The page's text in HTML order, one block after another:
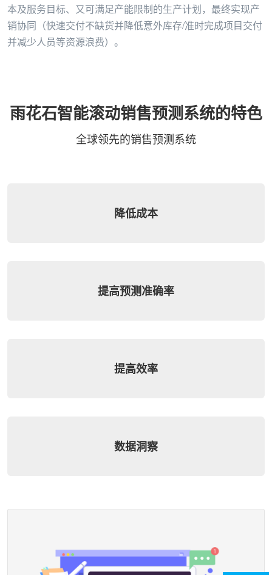
本及服务目标、又可满足产能限制的生产计划，最终实现产
销协同（快速交付不缺货并降低意外库存/准时完成项目交付
并减少人员等资源浪费）。
雨花石智能滚动销售预测系统的特色
全球领先的销售预测系统
降低成本
提高预测准确率
提高效率
数据洞察